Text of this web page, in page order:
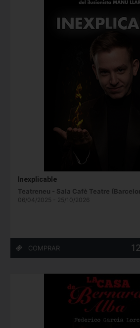
Inexplicable
Teatreneu - Sala Cafè Teatre
06/04/2025 - 25/10/2026